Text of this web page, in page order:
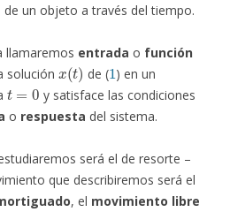
un objeto a través del tiempo.
llamaremos entrada o función
solución
x(t )
de (
1
) en un
t=0
y satisface las condiciones
o respuesta del sistema.
será el de resorte –
que describiremos será el
, el movimiento libre